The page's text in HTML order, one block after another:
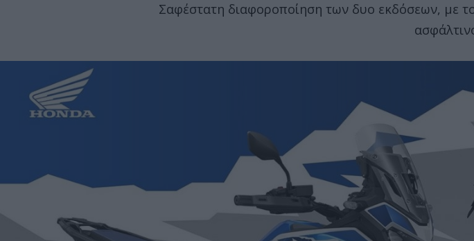
Σαφέστατη διαφοροποίηση των δυο εκδόσεων, με